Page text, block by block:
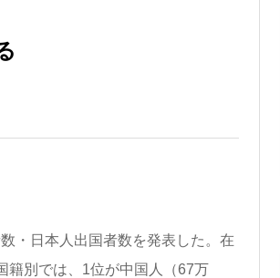
・日本人出国者数を発表した。在
籍別では、1位が中国人（67万